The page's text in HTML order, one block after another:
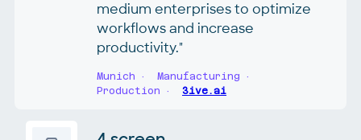
medium enterprises to optimize
workflows and increase
productivity."
Munich
Manufacturing
Production
3ive.ai